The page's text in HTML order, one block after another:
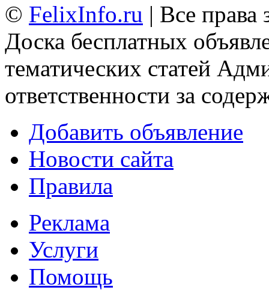
© FelixInfo.ru | Все
Доска бесплатных
тематических статей
ответственности за
Добавить объявление
Новости сайта
Правила
Реклама
Услуги
Помощь